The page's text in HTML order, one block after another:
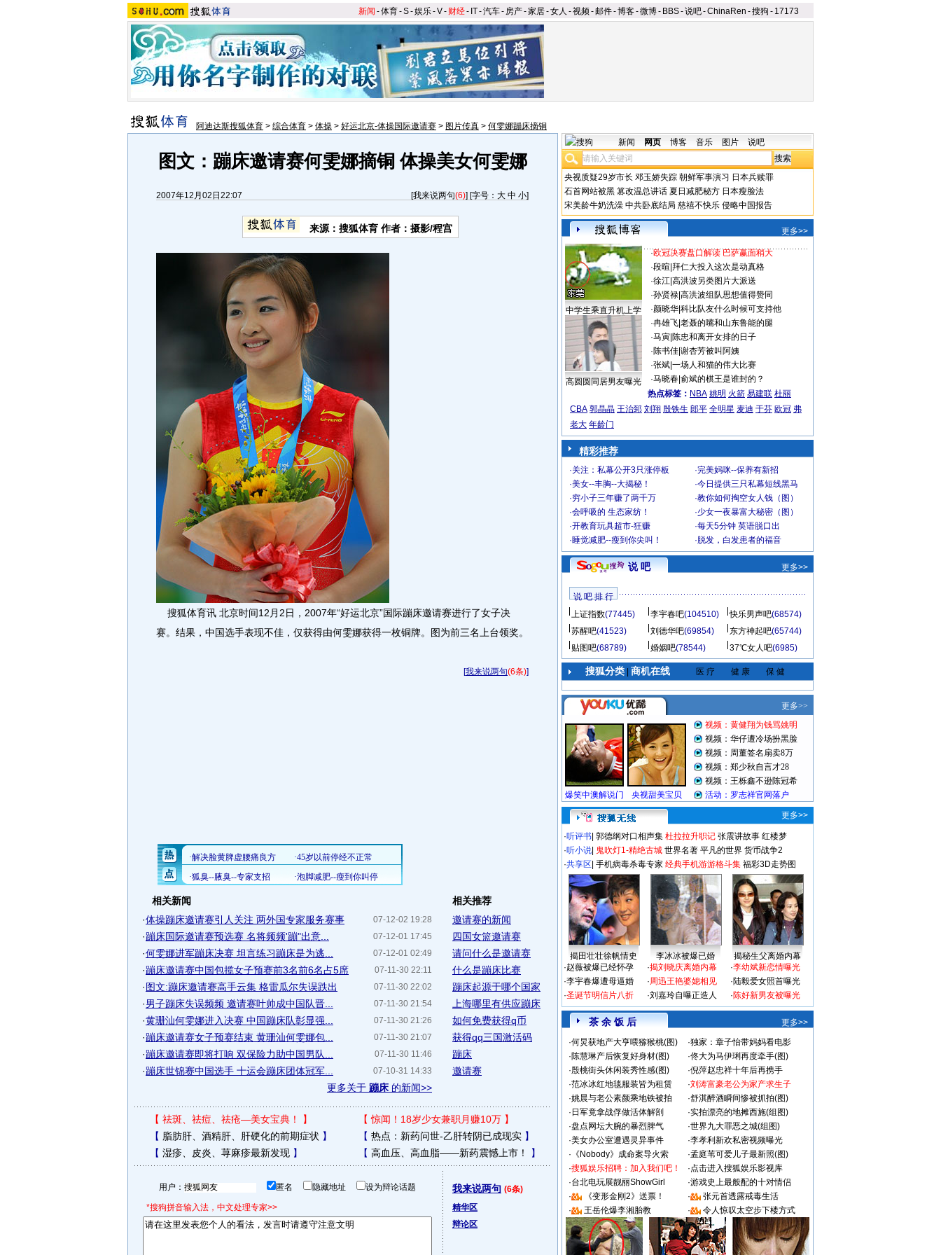
新闻 -体育-S-娱乐-V- 财经- IT-汽车- 房产-家居-女人 -视频-邮件-博客-微博- BBS-说吧-ChinaRen -搜狗 - 17173
阿迪达斯搜狐体育 > 综合体育 > 体操 > 好运北京-体操国际邀请赛 > 图片传真 > 何雯娜蹦床摘铜
图文：蹦床邀请赛何雯娜摘铜 体操美女何雯娜
2007年12月02日22:07 [我来说两句(6)] [字号： 大 中 小]
来源：搜狐体育 作者：摄影/程宫
搜狐体育讯 北京时间12月2日，2007年“好运北京”国际蹦床邀请赛进行了女子决
赛。结果，中国选手表现不佳，仅获得由何雯娜获得一枚铜牌。图为前三名上台领奖。
[我来说两句(6条)]
相关新闻
07-12-02 19:28
·体操蹦床邀请赛引人关注 两外国专家服务赛事
07-12-01 17:45
·蹦床国际邀请赛预选赛 名将频频'蹦"出意...
07-12-01 02:49
·何雯娜进军蹦床决赛 坦言练习蹦床是为逃...
07-11-30 22:11
·蹦床邀请赛中国包揽女子预赛前3名前6名占5席
07-11-30 22:02
·图文:蹦床邀请赛高手云集 格雷瓜尔失误跌出
07-11-30 21:54
·男子蹦床失误频频 邀请赛叶帅成中国队晋...
07-11-30 21:26
·黄珊汕何雯娜进入决赛 中国蹦床队彰显强...
07-11-30 21:07
·蹦床邀请赛女子预赛结束 黄珊汕何雯娜包...
07-11-30 11:46
·蹦床邀请赛即将打响 双保险力助中国男队...
07-10-31 14:33
·蹦床世锦赛中国选手 十运会蹦床团体冠军...
更多关于 蹦床 的新闻>>
相关推荐
邀请赛的新闻
四国女篮邀请赛
请问什么是邀请赛
什么是蹦床比赛
蹦床起源于哪个国家
上海哪里有供应蹦床
如何免费获得q币
获得qq三国激活码
蹦床
邀请赛
【 祛斑、祛痘、祛疮—美女宝典！ 】 【惊闻！18岁少女兼职月赚10万】
【 脂肪肝、酒精肝、肝硬化的前期症状 】 【 热点：新药问世-乙肝转阴已成现实】
【 湿疹、皮炎、荨麻疹最新发现】 【 高血压、高血脂——新药震憾上市！ 】
用户： 匿名 隐藏地址 设为辩论话题
*搜狗拼音输入法，中文处理专家>>
我来说两句 (6条)
精华区
辩论区
新闻 网页 博客 音乐 图片 说吧
央视质疑29岁市长 邓玉娇失踪 朝鲜军事演习 日本兵赎罪
石首网站被黑 篡改温总讲话 夏日减肥秘方 日本瘦脸法
宋美龄牛奶洗澡 中共卧底结局 慈禧不快乐 侵略中国报告
更多>>
中学生乘直升机上学
高圆圆同居男友曝光
·欧冠决赛盘口解读 巴萨赢面稍大
·段暄 拜仁大投入这次是动真格
·徐江| 高洪波另类图片大派送
·孙贤禄| 高洪波组队思想值得赞同
·颜晓华| 科比队友什么时候可支持他
·冉雄飞| 老聂的嘴和山东鲁能的腿
·马寅| 陈忠和离开女排的日子
·陈书佳| 谢杏芳被叫阿姨
·张斌| 一场人和猫的伟大比赛
·马晓春| 俞斌的棋王是谁封的？
热点标签： NBA 姚明 火箭 易建联 杜丽
CBA 郭晶晶 王治郅 刘翔 殷铁生 郎平 全明星 麦迪 于芬 欧冠 弗
老大 年龄门
精彩推荐
·关注：私幕公开3只涨停板 ·完美妈咪--保养有新招
·美女--丰胸--大揭秘！ ·今日提供三只私幕短线黑马
·穷小子三年赚了两千万 ·教你如何掏空女人钱（图）
·会呼吸的 生态家纺！ ·少女一夜暴富大秘密（图）
·开教育玩具超市-狂赚 ·每天5分钟 英语脱口出
·睡觉减肥--瘦到你尖叫！ · 脱发，白发患者的福音
说 吧 更多>>
说 吧 排 行
上证指数(77445) 李宇春吧(104510) 快乐男声吧(68574)
苏醒吧(41523) 刘德华吧(69854) 东方神起吧(65744)
贴图吧(68789) 婚姻吧(78544) 37℃女人吧(6985)
搜狐分类| 商机在线 医 疗 健 康 保 健
更多>>
·听评书 郭德纲对口相声集 杜拉拉升职记 张震讲故事 红楼梦
·听小说 鬼吹灯1-精绝古城 世界名著 平凡的世界 货币战争2
·共享区 手机病毒杀毒专家 经典手机游游格斗集 福彩3D走势图
揭田壮壮徐帆情史 李冰冰被爆已婚
揭秘生父离婚内幕
·赵薇被爆已经怀孕
·李宇春爆遭母逼婚
·圣诞节明信片八折
·揭刘晓庆离婚内幕
·周迅王艳婆媳相见
·刘嘉玲自曝正造人
·李幼斌新恋情曝光
·陆毅爱女照首曝光
·陈好新男友被曝光
茶 余 饭 后
更多>>
·何炅获地产大亨喂猕猴桃(图) ·独家：章子怡带妈妈看电影
·陈慧琳产后恢复好身材(图) ·佟大为马伊琍再度牵手(图)
·殷桃街头休闲装秀性感(图) ·倪萍赵忠祥十年后再携手
·范冰冰红地毯服装皆为租赁 ·刘涛富豪老公为家产求生子
·姚晨与老公素颜乘地铁被拍 ·舒淇醉酒瞬间惨被抓拍(图)
· 日军竟拿战俘做活体解剖 ·实拍漂亮的地摊西施(组图)
·盘点网坛大腕的暴烈脾气 ·世界九大罪恶之城(组图)
·美女办公室遭遇灵异事件 ·李孝利新欢私密视频曝光
· 《Nobody》成命案导火索 ·孟庭苇可爱儿子最新照(图)
·搜狐娱乐招聘：加入我们吧！ ·点击进入搜狐娱乐影视库
·台北电玩展靓丽ShowGirl ·游戏史上最般配的十对情侣
·
《变形金刚2》送票！ ·
张元首透露戒毒生活
·
王岳伦爆李湘胎教 · 令人惊叹太空步下楼方式